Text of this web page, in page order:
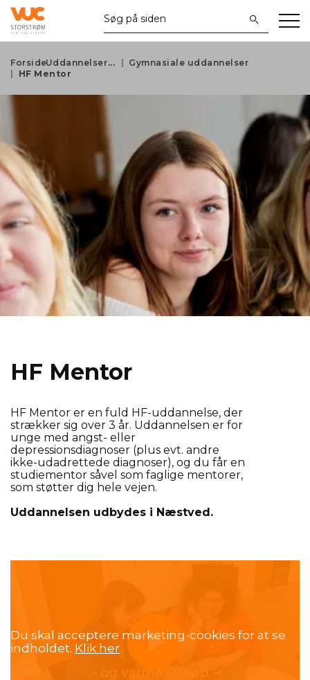
ForsideUddannelser
Gymnasiale uddannelser
HF Mentor
HF Men­tor
HF Mentor er en fuld HF-uddannelse, der
strækker sig over 3 år. Uddannelsen er for
unge med angst- eller
depressionsdiagnoser (plus evt. andre
ikke-udadrettede diagnoser), og du får en
studiementor såvel som faglige mentorer,
som støtter dig hele vejen.
Uddannelsen udbydes i Næstved.
Du skal acceptere marketing-cookies for at se
indholdet. Klik her